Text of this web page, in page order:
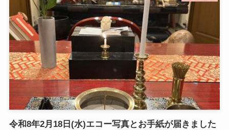
令和8年2月18日(水)エコー写真とお手紙が届きました